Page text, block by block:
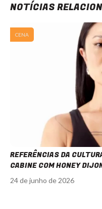
NOTÍCIAS
CENA
REFERÊNCIAS DA
CABINE COM HONEY
24 de junho de 2026